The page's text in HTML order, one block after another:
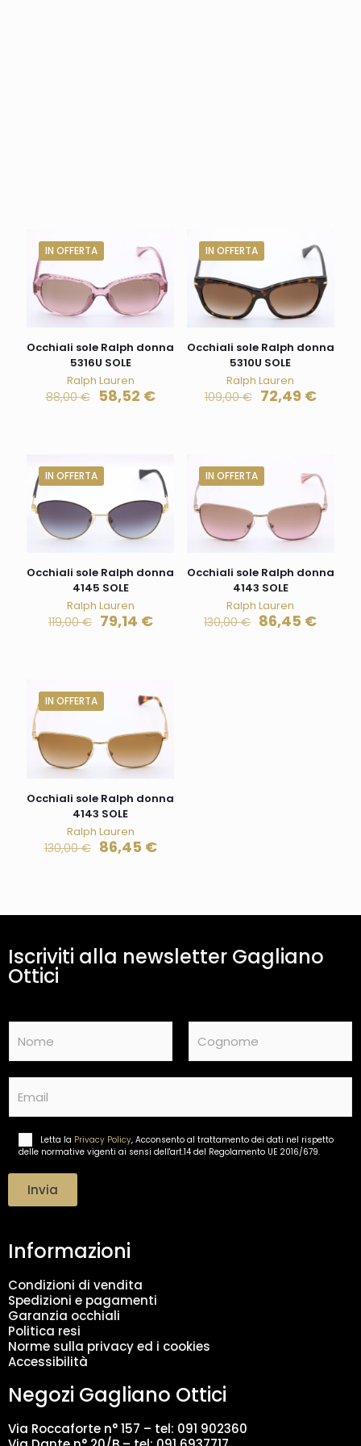
IN OFFERTA
Occhiali sole Ralph donna
5316U SOLE
Ralph Lauren
88,00€ 58,52 €
IN OFFERTA
Occhiali sole Ralph donna
5310U SOLE
Ralph Lauren
109,00€ 72,49 €
IN OFFERTA
Occhiali sole Ralph donna
4145 SOLE
Ralph Lauren
119,00€ 79,14 €
IN OFFERTA
Occhiali sole Ralph donna
4143 SOLE
Ralph Lauren
130,00€ 86,45 €
IN OFFERTA
Occhiali sole Ralph donna
4143 SOLE
Ralph Lauren
130,00€ 86,45 €
Iscriviti alla newsletter Gagliano
Ottici
m
e
a
a
e
t
o
d
a
t
i
*
Letta la Privacy Policy, Acconsento al trattamento dei dati nel rispetto
delle normative vigenti ai sensi dell'art.14 del Regolamento UE 2016/679.
Invia
Informazioni
Condizioni di vendita
Spedizioni e pagamenti
Garanzia occhiali
Politica resi
Norme sulla privacy ed i cookies
Accessibilità
Negozi Gagliano Ottici
Via Roccaforte n° 157 – tel: 091 902360